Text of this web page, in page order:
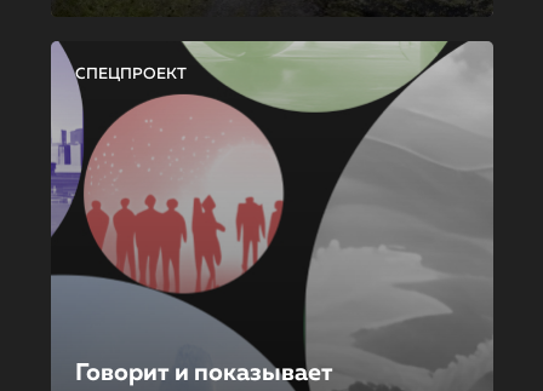
СПЕЦПРОЕКТ
Говорит и показывает